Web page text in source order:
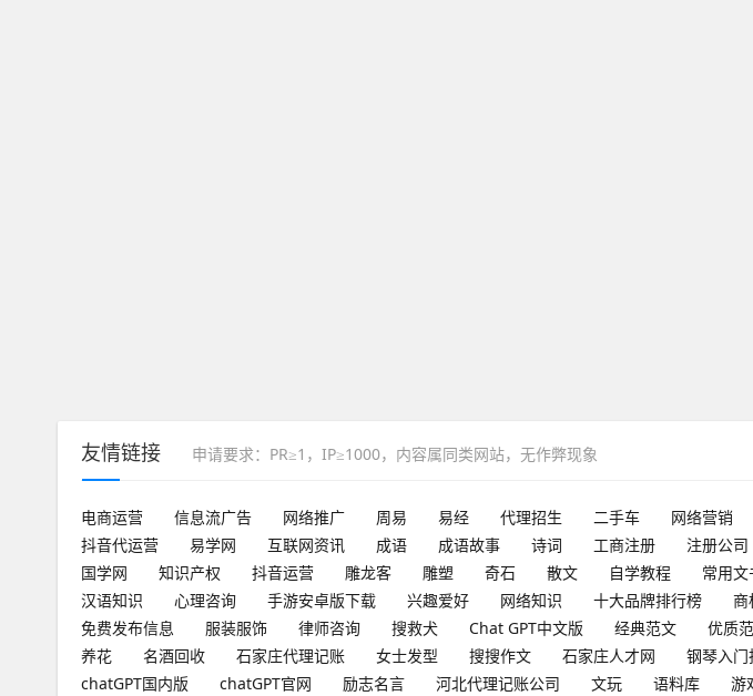
友情链接 申请要求：PR≥1，IP≥1000，内容属同类网站，无作弊现象
电商运营 信息流广告 网络推广 周易 易经 代理招生 二手车 网络营销
抖音代运营
易学网 互联网资讯 成语 成语故事 诗词 工商注册 注册公司
国学网
知识产权 抖音运营 雕龙客 雕塑 奇石 散文 自学教程 常用文
汉语知识
心理咨询 手游安卓版下载 兴趣爱好 网络知识 十大品牌排行榜 商
免费发布信息
服装服饰 律师咨询 搜救犬 Chat GPT中文版 经典范文 优质
养花
名酒回收 石家庄代理记账 女士发型 搜搜作文 石家庄人才网 钢琴入
chatGPT国内版
chatGPT官网 励志名言 河北代理记账公司 文玩 语料库 游